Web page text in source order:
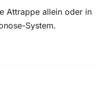
Attrappe allein oder in
System.